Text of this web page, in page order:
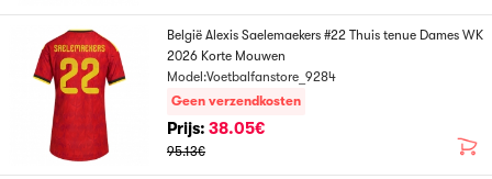
België Alexis Saelemaekers #22 Thuis tenue Dames WK
2026 Korte Mouwen
Model:Voetbalfanstore_9284
Geen verzendkosten
Prijs: 38.05€
95.13€